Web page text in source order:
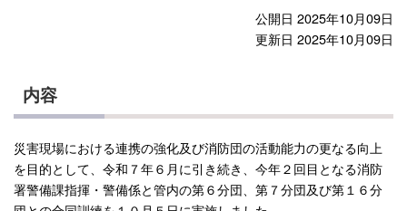
公開日 2025年10月09日
更新日 2025年10月09日
内容
災害現場における連携の強化及び消防団の活動能力の更なる向上
を目的として、令和７年６月に引き続き、今年２回目となる消防
署警備課指揮・警備係と管内の第６分団、第７分団及び第１６分